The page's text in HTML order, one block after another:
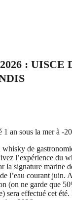
: UISCE
an sous la mer à -
de
l’expérience du
la signature marine
l’eau courant juin.
(on ne garde que
sera effectué cet
du paysage
et l’humeur
vous